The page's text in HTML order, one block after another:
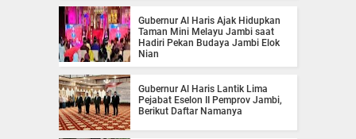
Gubernur Al Haris Ajak Hidupkan
Taman Mini Melayu Jambi saat
Hadiri Pekan Budaya Jambi Elok
Nian
Gubernur Al Haris Lantik Lima
Pejabat Eselon II Pemprov Jambi,
Berikut Daftar Namanya